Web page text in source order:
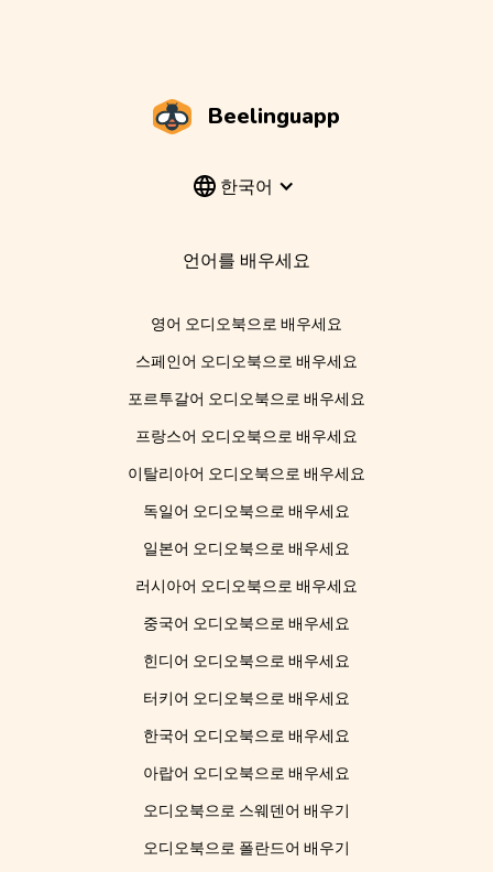
Beelinguapp
한국어
언어를 배우세요
영어 오디오북으로 배우세요
스페인어 오디오북으로 배우세요
포르투갈어 오디오북으로 배우세요
프랑스어 오디오북으로 배우세요
이탈리아어 오디오북으로 배우세요
독일어 오디오북으로 배우세요
일본어 오디오북으로 배우세요
러시아어 오디오북으로 배우세요
중국어 오디오북으로 배우세요
힌디어 오디오북으로 배우세요
터키어 오디오북으로 배우세요
한국어 오디오북으로 배우세요
아랍어 오디오북으로 배우세요
오디오북으로 스웨덴어 배우기
오디오북으로 폴란드어 배우기